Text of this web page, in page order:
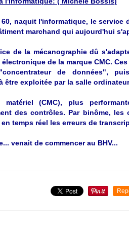
naquit l'informatique, le service
marchand qui aujourd'hui
de la mécanographie dû
de la marque CMC.
de données",
être exploitée par la salle
matériel (CMC), plus
des contrôles. Par binôme, les
temps réel les erreurs de
venait de commencer au BHV...